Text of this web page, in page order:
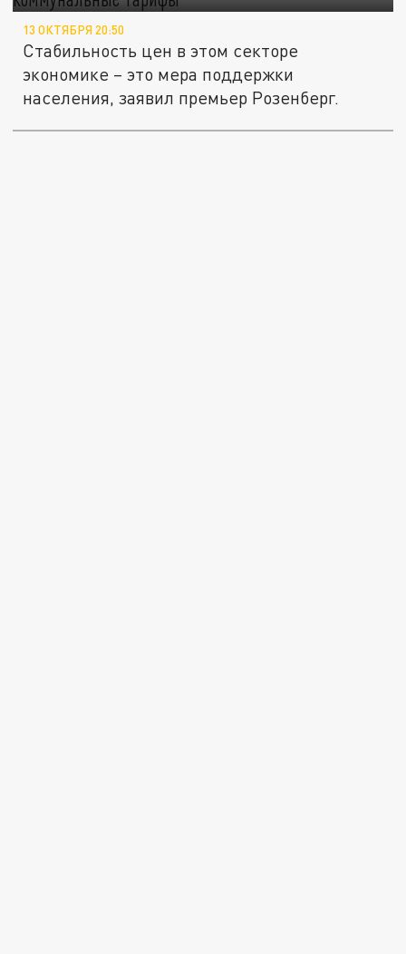
13 ОКТЯБРЯ 20:50
Стабильность цен в этом секторе
экономике – это мера поддержки
населения, заявил премьер Розенберг.